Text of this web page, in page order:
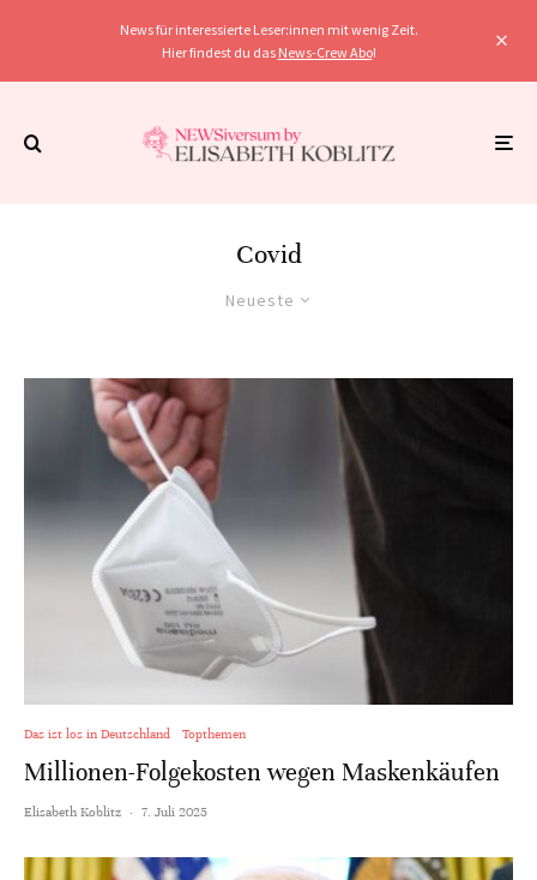
News für interessierte Leser:innen mit wenig Zeit.
Hier findest du das News-Crew Abo!
Covid
Neueste
Das ist los in Deutschland Topthemen
Millionen-Folgekosten wegen Maskenkäufen
Elisabeth Koblitz · 7. Juli 2025